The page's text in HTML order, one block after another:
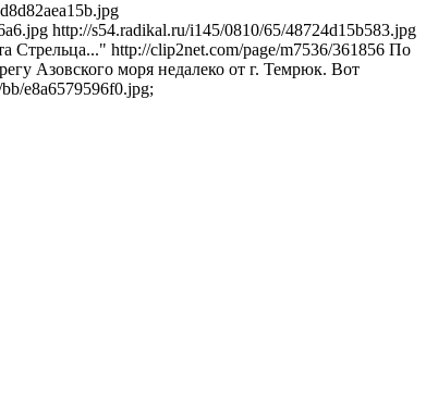
http://s54.radikal.ru/i145/0810/65/48724d15b583.jpg
http://clip2net.com/page/m7536/361856 По
Азовского моря недалеко от г. Темрюк. Вот
e8a6579596f0.jpg;